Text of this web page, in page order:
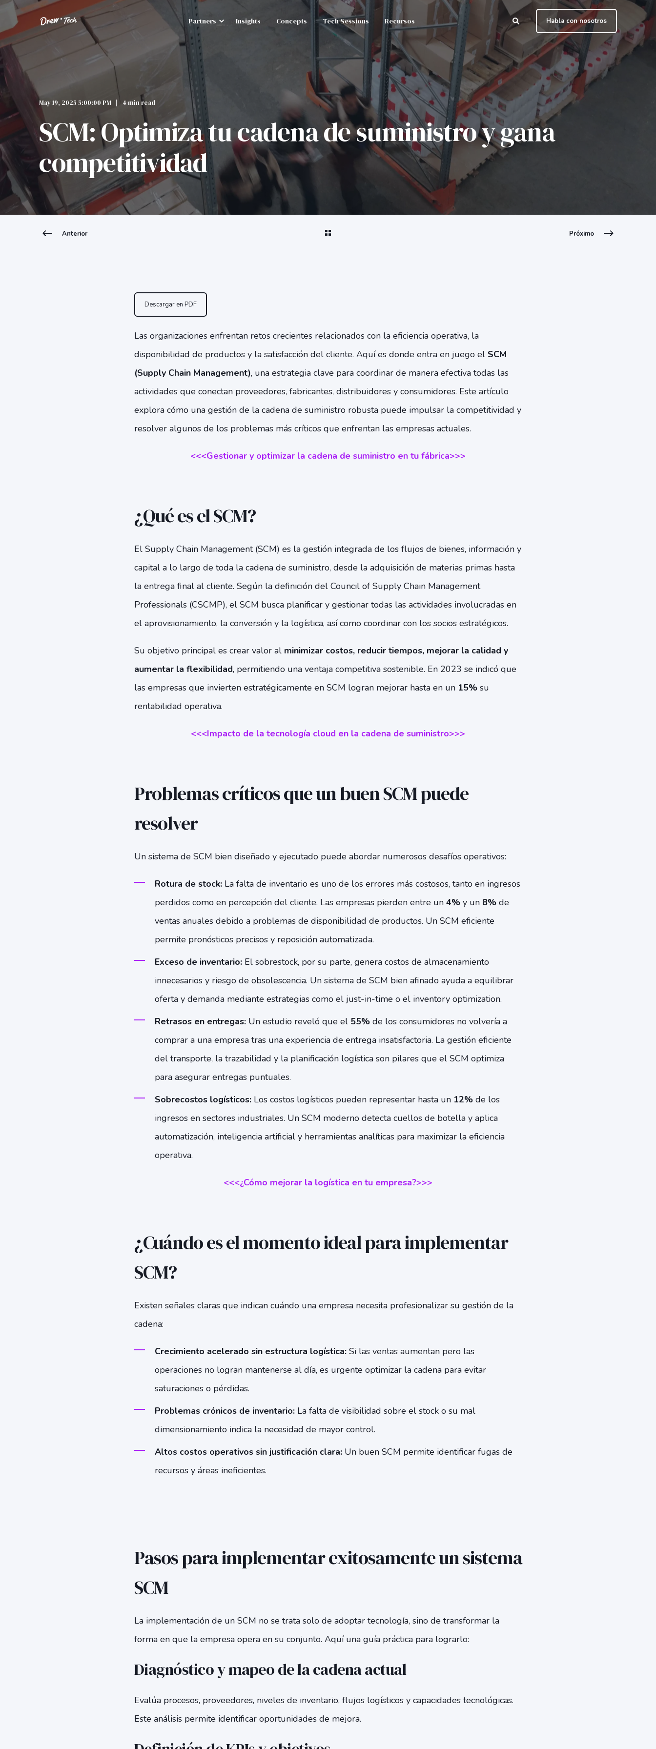
Partners Insights Concepts Tech Sessions Recursos Habla con nosotros
May 19, 2025 5:00:00 PM 4 min read
SCM: Optimiza tu cadena de suministro y gana
competitividad
Anterior Próximo
Descargar en PDF
Las organizaciones enfrentan retos crecientes relacionados con la eficiencia operativa, la
disponibilidad de productos y la satisfacción del cliente. Aquí es donde entra en juego el SCM
(Supply Chain Management), una estrategia clave para coordinar de manera efectiva todas las
actividades que conectan proveedores, fabricantes, distribuidores y consumidores. Este artículo
explora cómo una gestión de la cadena de suministro robusta puede impulsar la competitividad y
resolver algunos de los problemas más críticos que enfrentan las empresas actuales.
<<<Gestionar y optimizar la cadena de suministro en tu fábrica>>>
¿Qué es el SCM?
El Supply Chain Management (SCM) es la gestión integrada de los flujos de bienes, información y
capital a lo largo de toda la cadena de suministro, desde la adquisición de materias primas hasta
la entrega final al cliente. Según la definición del Council of Supply Chain Management
Professionals (CSCMP), el SCM busca planificar y gestionar todas las actividades involucradas en
el aprovisionamiento, la conversión y la logística, así como coordinar con los socios estratégicos.
Su objetivo principal es crear valor al minimizar costos, reducir tiempos, mejorar la calidad y
aumentar la flexibilidad, permitiendo una ventaja competitiva sostenible. En 2023 se indicó que
las empresas que invierten estratégicamente en SCM logran mejorar hasta en un 15%su
rentabilidad operativa.
<<<Impacto de la tecnología cloud en la cadena de suministro>>>
Problemas críticos que un buen SCM puede
resolver
Un sistema de SCM bien diseñado y ejecutado puede abordar numerosos desafíos operativos:
Rotura de stock: La falta de inventario es uno de los errores más costosos, tanto en ingresos
perdidos como en percepción del cliente. Las empresas pierden entre un 4%y un8%de
ventas anuales debido a problemas de disponibilidad de productos. Un SCM eficiente
permite pronósticos precisos y reposición automatizada.
Exceso de inventario:El sobrestock, por su parte, genera costos de almacenamiento
innecesarios y riesgo de obsolescencia. Un sistema de SCM bien afinado ayuda a equilibrar
oferta y demanda mediante estrategias como el just-in-time o el inventory optimization.
Retrasos en entregas:Un estudio reveló que el 55%de los consumidores no volvería a
comprar a una empresa tras una experiencia de entrega insatisfactoria. La gestión eficiente
del transporte, la trazabilidad y la planificación logística son pilares que el SCM optimiza
para asegurar entregas puntuales.
Sobrecostos logísticos:Los costos logísticos pueden representar hasta un 12%de los
ingresos en sectores industriales. Un SCM moderno detecta cuellos de botella y aplica
automatización, inteligencia artificial y herramientas analíticas para maximizar la eficiencia
operativa.
<<<¿Cómo mejorar la logística en tu empresa?>>>
¿Cuándo es el momento ideal para implementar
SCM?
Existen señales claras que indican cuándo una empresa necesita profesionalizar su gestión de la
cadena:
Crecimiento acelerado sin estructura logística: Si las ventas aumentan pero las
operaciones no logran mantenerse al día, es urgente optimizar la cadena para evitar
saturaciones o pérdidas.
Problemas crónicos de inventario: La falta de visibilidad sobre el stock o su mal
dimensionamiento indica la necesidad de mayor control.
Altos costos operativos sin justificación clara:Un buen SCM permite identificar fugas de
recursos y áreas ineficientes.
Pasos para implementar exitosamente un sistema
SCM
La implementación de un SCM no se trata solo de adoptar tecnología, sino de transformar la
forma en que la empresa opera en su conjunto. Aquí una guía práctica para lograrlo:
Diagnóstico y mapeo de la cadena actual
Evalúa procesos, proveedores, niveles de inventario, flujos logísticos y capacidades tecnológicas.
Este análisis permite identificar oportunidades de mejora.